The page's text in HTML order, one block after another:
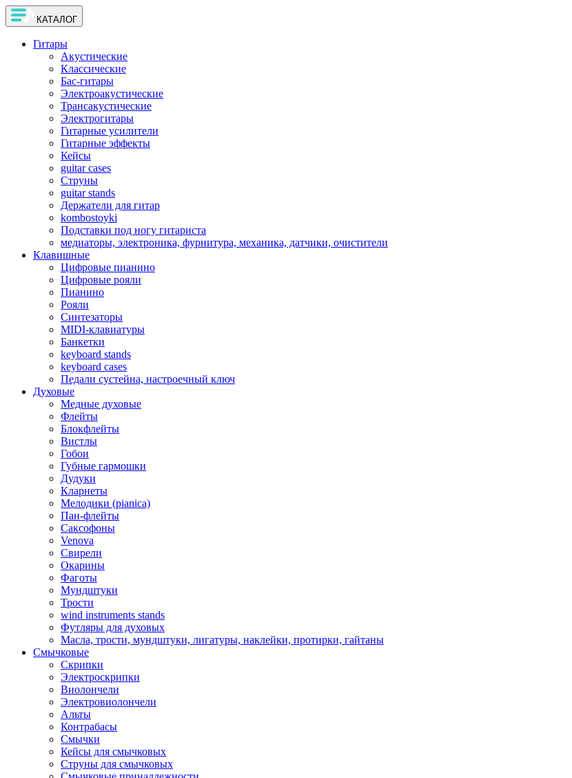
КАТАЛОГ
Гитары
Акустические
Классические
Бас-гитары
Электроакустические
Трансакустические
Электрогитары
Гитарные усилители
Гитарные эффекты
Кейсы
guitar cases
Струны
guitar stands
Держатели для гитар
kombostoyki
Подставки под ногу гитариста
медиаторы, электроника, фурнитура, механика, датчики, очистители
Клавишные
Цифровые пианино
Цифровые рояли
Пианино
Рояли
Синтезаторы
MIDI-клавиатуры
Банкетки
keyboard stands
keyboard cases
Педали сустейна, настроечный ключ
Духовые
Медные духовые
Флейты
Блокфлейты
Вистлы
Гобои
Губные гармошки
Дудуки
Кларнеты
Мелодики (pianica)
Пан-флейты
Саксофоны
Venova
Свирели
Окарины
Фаготы
Мундштуки
Трости
wind instruments stands
Футляры для духовых
Масла, трости, мундштуки, лигатуры, наклейки, протирки, гайтаны
Смычковые
Скрипки
Электроскрипки
Виолончели
Электровиолончели
Альты
Контрабасы
Смычки
Кейсы для смычковых
Струны для смычковых